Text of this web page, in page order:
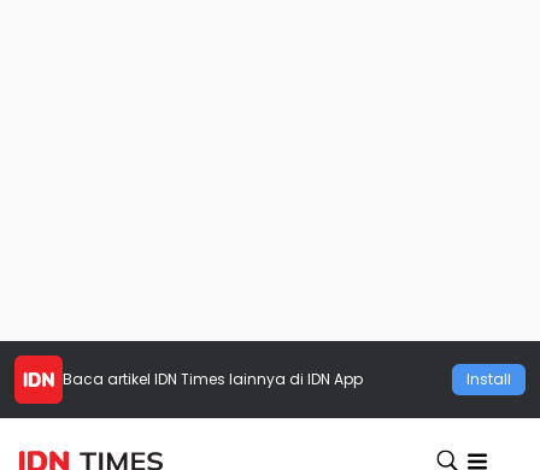
Baca artikel IDN Times lainnya di IDN App Install